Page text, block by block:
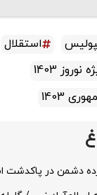
استقلال
نوروز 1403
1403
دشمن در پاکدشت